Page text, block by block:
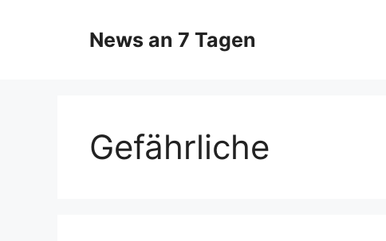
News an 7 Tagen
Gefährliche